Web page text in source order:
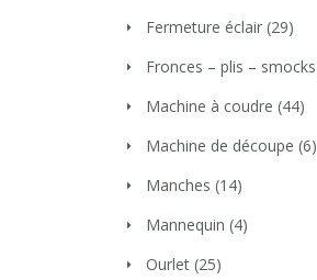
Fermeture éclair (29)
Fronces – plis – smocks
Machine à coudre (44)
Machine de découpe (6)
Manches (14)
Mannequin (4)
Ourlet (25)